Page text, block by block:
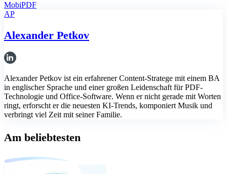
MobiPDF
AP
Alexander Petkov
Alexander Petkov ist ein erfahrener Content-Stratege mit einem BA
in englischer Sprache und einer großen Leidenschaft für PDF-
Technologie und Office-Software. Wenn er nicht gerade mit Worten
ringt, erforscht er die neuesten KI-Trends, komponiert Musik und
verbringt viel Zeit mit seiner Familie.
Am beliebtesten